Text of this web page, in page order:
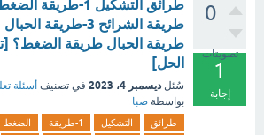
0
تصويتات
1
إجابة
طريقة الشرائح 3-طريقة الحبال
طريقة الحبال طريقة الضغط؟
الحل]
سُئل ديسمبر 4، 2023 في تصنيف أسئلة
بواسطة صبا
طرائق التشكيل 1-طريقة
الضغط